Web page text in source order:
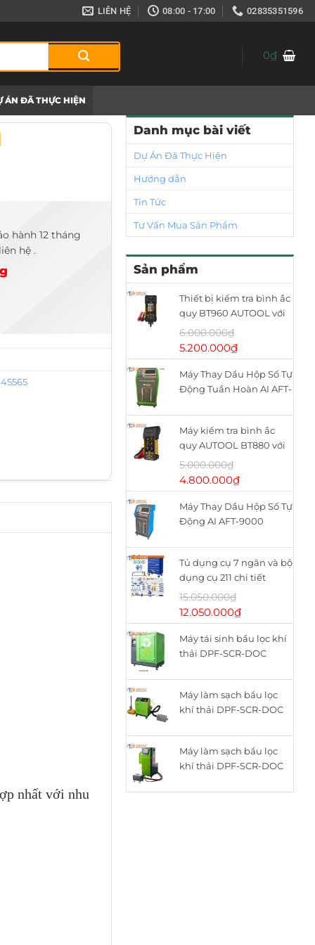
LIÊN HỆ 08:00 - 17:00 02835351596
0₫
ÁN ĐÃ THỰC HIỆN
Danh mục bài viết
Dự Án Đã Thực Hiện
Hướng dẫn
Tin Tức
Tư Vấn Mua Sản Phẩm
Sản phẩm
Thiết bị kiểm tra bình ắc
quy BT960 AUTOOL với
máy in nhiệt
6.000.000₫
Giá
gốc
là:
6.000.000₫.
5.200.000₫Giá
hiện
tại
là:
Máy Thay Dầu Hộp Số Tự
Động Tuần Hoàn AI AFT-
Máy kiểm tra bình ắc
quy AUTOOL BT880 với
máy in nhiệt
5.000.000₫
Giá
gốc
là:
5.000.000₫.
4.800.000₫Giá
hiện
tại
là:
Máy Thay Dầu Hộp Số Tự
Động AI AFT-9000
Tủ dụng cụ 7 ngăn và bộ
dụng cụ 211 chi tiết
WHS2111 WADFOW
15.050.000₫
Giá
gốc
là:
15.050.000₫.
12.050.000₫Giá
hiện
tại
là:
Máy tái sinh bầu lọc khí
thải DPF-SCR-DOC
cơ Diesel ZQYM-518C
Máy làm sạch bầu lọc
khí thải DPF-SCR-DOC
ZQYM A8
Máy làm sạch bầu lọc
khí thải DPF-SCR-DOC
ZQYM 508A
hành 12 tháng
hệ .
nhất với nhu